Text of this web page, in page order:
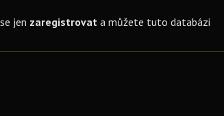
jen zaregistrovata můžete tuto databázi